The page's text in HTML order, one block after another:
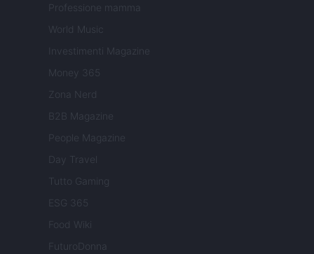
Professione mamma
World Music
Investimenti Magazine
Money 365
Zona Nerd
B2B Magazine
People Magazine
Day Travel
Tutto Gaming
ESG 365
Food Wiki
FuturoDonna